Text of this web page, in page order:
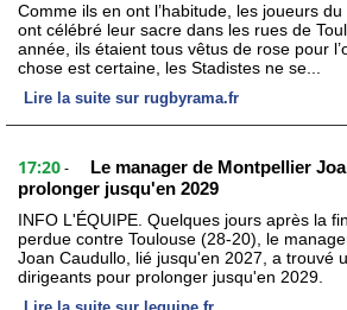
Comme ils en ont l’habitude, les joueurs
ont célébré leur sacre dans les rues de
année, ils étaient tous vêtus de rose pour
chose est certaine, les Stadistes ne se...
Lire la suite sur rugbyrama.fr
17:20 -
Le manager de Montpellier
prolonger jusqu'en 2029
INFO L'ÉQUIPE. Quelques jours après la
perdue contre Toulouse (28-20), le
Joan Caudullo, lié jusqu'en 2027, a trouvé
dirigeants pour prolonger jusqu'en 2029.